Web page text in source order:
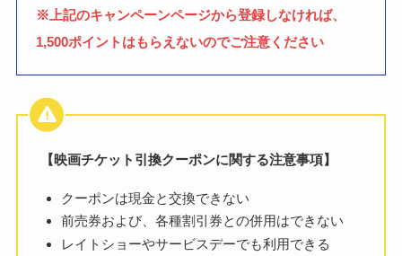
※上記のキャンペーンページから登録しなければ、
1,500ポイントはもらえないのでご注意ください
【映画チケット引換クーポンに関する注意事項】
クーポンは現金と交換できない
前売券および、各種割引券との併用はできない
レイトショーやサービスデーでも利用できる